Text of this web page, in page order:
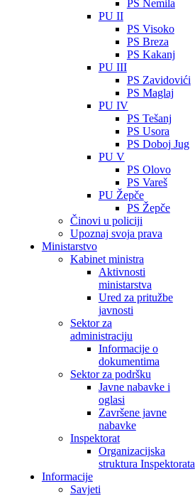
PS Nemila
PU II
PS Visoko
PS Breza
PS Kakanj
PU III
PS Zavidovići
PS Maglaj
PU IV
PS Tešanj
PS Usora
PS Doboj Jug
PU V
PS Olovo
PS Vareš
PU Žepče
PS Žepče
Činovi u policiji
Upoznaj svoja prava
Ministarstvo
Kabinet ministra
Aktivnosti
ministarstva
Ured za pritužbe
javnosti
Sektor za
administraciju
Informacije o
dokumentima
Sektor za podršku
Javne nabavke i
oglasi
Završene javne
nabavke
Inspektorat
Organizacijska
struktura Inspektorata
Informacije
Savjeti